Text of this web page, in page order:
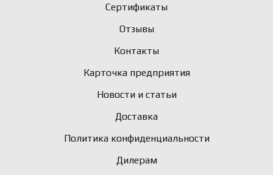
Сертификаты
Отзывы
Контакты
Карточка предприятия
Новости и статьи
Доставка
Политика конфиденциальности
Дилерам